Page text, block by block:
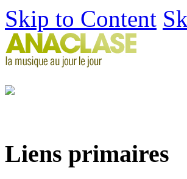
Skip to Content
Liens primaires